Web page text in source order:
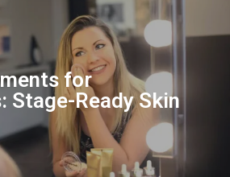
for
Stage-Ready Skin